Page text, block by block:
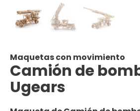
Maquetas con movimiento
Camión de
Ugears